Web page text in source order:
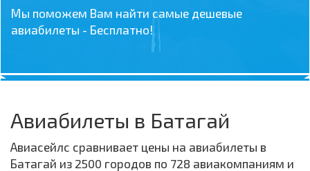
Мы поможем Вам найти самые дешевые
авиабилеты - Бесплатно!
Авиабилеты в Батагай
Авиасейлс сравнивает цены на авиабилеты в
Батагай из 2500 городов по 728 авиакомпаниям и